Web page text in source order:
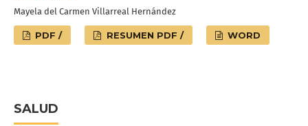
Mayela del Carmen Villarreal Hernández
PDF / RESUMEN PDF / WORD
SALUD